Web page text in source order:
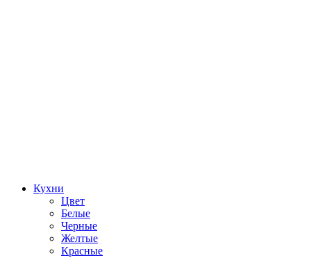
Кухни
Цвет
Белые
Черные
Желтые
Красные